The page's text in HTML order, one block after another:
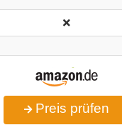
Preis prüfen